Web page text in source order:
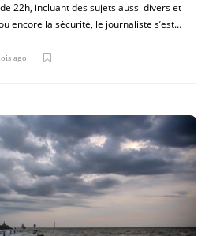
22h, incluant des sujets aussi divers et
encore la sécurité, le journaliste s’est…
ago